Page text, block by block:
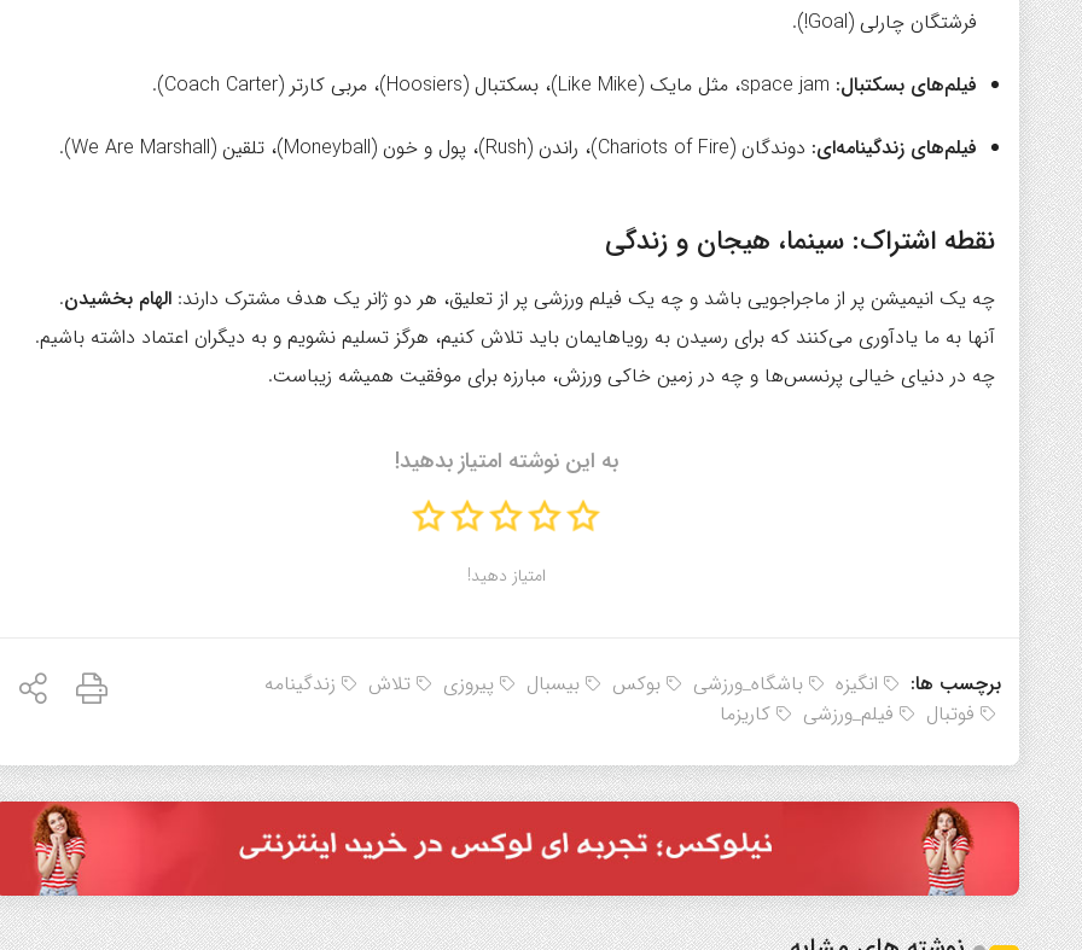
فرشتگان چارلی (Goal!).
فیلم‌های بسکتبال:
فیلم‌های زندگینامه‌ای: دوندگان (Chariots of Fire)، راندن (Rush)، پول و خون (Moneyball)، تلقین (We Are Marshall).
نقطه اشتراک: سینما، هیجان و زندگی
چه یک انیمیشن پر از ماجراجویی باشد و چه یک فیلم ورزشی پر از تعلیق، هر دو ژانر یک هدف مشترک دارند: الهام بخشیدن.
آنها به ما یادآوری می‌کنند که برای رسیدن به رویاهایمان باید تلاش کنیم، هرگز تسلیم نشویم و به دیگران اعتماد داشته باشیم.
چه در دنیای خیالی پرنسس‌ها و چه در زمین خاکی ورزش، مبارزه برای موفقیت همیشه زیباست.
به این نوشته امتیاز بدهید!
امتیاز دهید!
برچسب ها: انگیزه باشگاه_ورزشی بوکس بیسبال پیروزی تلاش
زندگینامه
فوتبال
فیلم_ورزشی کاریزما